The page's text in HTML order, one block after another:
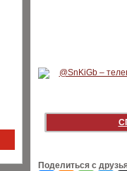
Поделиться с